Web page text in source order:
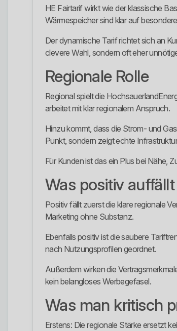
HE Fairtarif wirkt wie der klassische
Wärmespeicher sind klar auf
Der dynamische Tarif richtet sich an
clevere Wahl, sondern oft eher
Regionale Rolle
Regional spielt die
arbeitet mit klar regionalem Anspruch.
Hinzu kommt, dass die Strom- und
Punkt, sondern zeigt echte
Für Kunden ist das ein Plus bei Nähe,
Was positiv auffällt
Positiv fällt zuerst die klare regionale
Marketing ohne Substanz.
Ebenfalls positiv ist die saubere
nach Nutzungsprofilen geordnet.
Außerdem wirken die
kein belangloses Werbegefasel.
Was man kritisch
Erstens: Die regionale Stärke ersetzt